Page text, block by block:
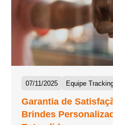
07/11/2025 Equipe
Garantia de
Brindes